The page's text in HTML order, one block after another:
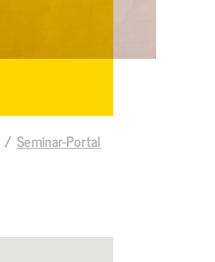
Seminar-Portal